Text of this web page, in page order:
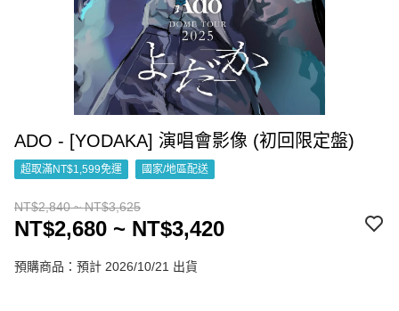
ADO - [YODAKA] 演唱會影像 (初回限定盤)
超取滿NT$1,599免運 國家/地區配送
NT$2,840 ~ NT$3,625
NT$2,680 ~ NT$3,420
預購商品：預計 2026/10/21 出貨